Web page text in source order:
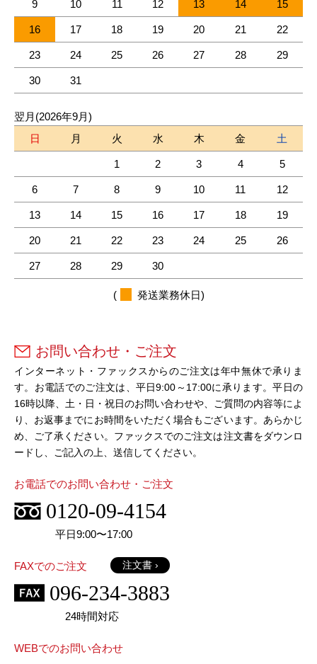
9 10 11 12 13 14 15
16 17 18 19 20 21 22
23 24 25 26 27 28 29
30 31
翌月(2026年9月)
日
月 火 水 木 金 土
1 2 3 4 5
6 7 8 9 10 11 12
13 14 15 16 17 18 19
20 21 22 23 24 25 26
27 28 29 30
( 発送業務休日)
お問い合わせ・ご注文
インターネット・ファックスからのご注文は年中無休で承りま
す。お電話でのご注文は、平日9:00～17:00に承ります。平日の
16時以降、土・日・祝日のお問い合わせや、ご質問の内容等によ
り、お返事までにお時間をいただく場合もございます。あらかじ
め、ご了承ください。ファックスでのご注文は注文書をダウンロ
ードし、ご記入の上、送信してください。
お電話でのお問い合わせ・ご注文
0120-09-4154
平日9:00〜17:00
FAXでのご注文 注文書 ›
096-234-3883
24時間対応
WEBでのお問い合わせ